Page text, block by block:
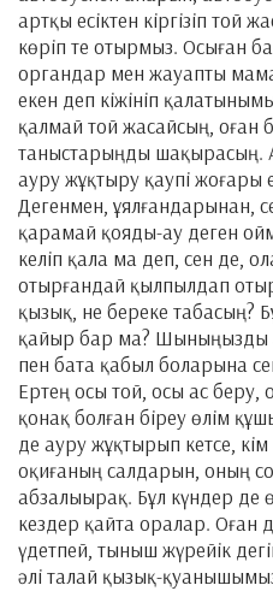
артқы есіктен кіргізіп той
көріп те отырмыз. Осыған
органдар мен жауапты
екен деп кіжініп
қалмай той жасайсың, оған
таныстарыңды
ауру жұқтыру қаупі жоғары
Дегенмен, ұялғандарынан,
қарамай қояды-ау деген
келіп қала ма деп, сен де,
отырғандай қылпылдап
қызық, не береке табасың?
қайыр бар ма? Шыныңызды
пен бата қабыл боларына
Ертең осы той, осы ас беру,
қонақ болған біреу өлім
де ауру жұқтырып кетсе,
оқиғаның салдарын, оның
абзалыырақ. Бұл күндер де
кездер қайта оралар. Оған
үдетпей, тыныш жүрейік
әлі талай қызық-